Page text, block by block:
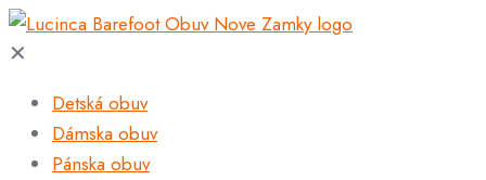
✕
Detská obuv
Dámska obuv
Pánska obuv